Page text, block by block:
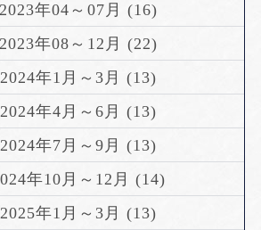
年04～07月 (16)
年08～12月 (22)
年1月～3月 (13)
年4月～6月 (13)
年7月～9月 (13)
年10月～12月 (14)
年1月～3月 (13)